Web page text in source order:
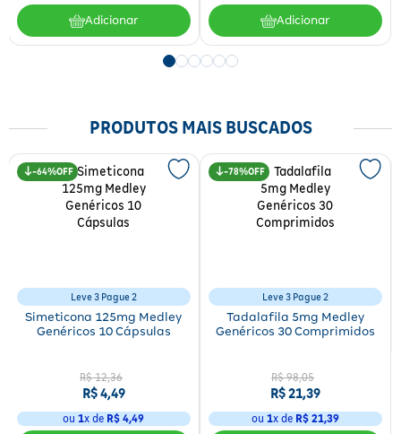
Adicionar Adicionar
PRODUTOS MAIS BUSCADOS
64%
Leve 3 Pague 2
Simeticona 125mg Medley
Genéricos 10 Cápsulas
R$ 12,36
R$4,49
ou1x de R$ 4,49
78%
Leve 3 Pague 2
Tadalafila 5mg Medley
Genéricos 30 Comprimidos
R$ 98,05
R$21,39
ou 1x de R$ 21,39